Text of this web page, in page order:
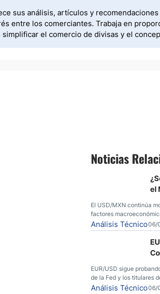
sus análisis, artículos y
entre los comerciantes. Trabaja en
el comercio de divisas y el
Noticias
el
El USD/MXN continúa
factores
ha dominado al mercado
Análisis Técnico06/
EUR/USD sigue
de la Fed y los titulares
convicción real.
Análisis Técnico06/